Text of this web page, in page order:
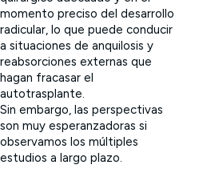
momento preciso del desarrollo
radicular, lo que puede conducir
a situaciones de anquilosis y
reabsorciones externas que
hagan fracasar el
autotrasplante.
Sin embargo, las perspectivas
son muy esperanzadoras si
observamos los múltiples
estudios a largo plazo.